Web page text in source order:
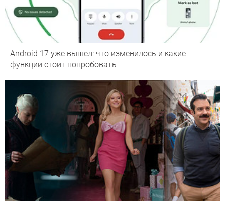
Android 17 уже вышел: что изменилось и какие
функции стоит попробовать